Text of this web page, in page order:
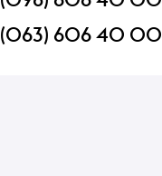
(063) 606 40 00